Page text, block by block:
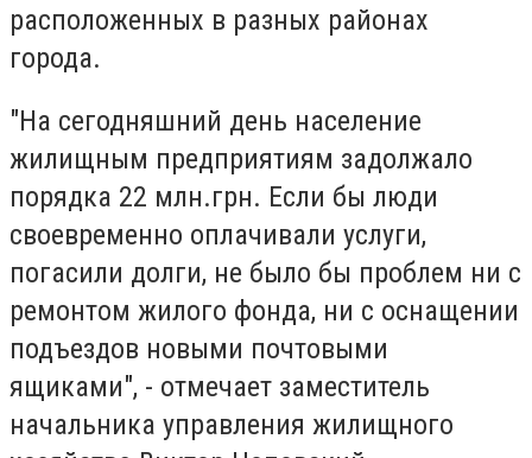
расположенных в разных районах
города.
"На сегодняшний день население
жилищным предприятиям задолжало
порядка 22 млн.грн. Если бы люди
своевременно оплачивали услуги,
погасили долги, не было бы проблем ни с
ремонтом жилого фонда, ни с оснащении
подъездов новыми почтовыми
ящиками", - отмечает заместитель
начальника управления жилищного